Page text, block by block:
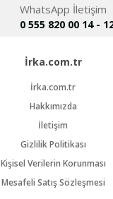
WhatsApp İletişim
0 555 820 00 14 -
İrka.com.tr
İrka.com.tr
Hakkımızda
İletişim
Gizlilik Politikası
Kişisel Verilerin Korunması
Mesafeli Satış Sözleşmesi